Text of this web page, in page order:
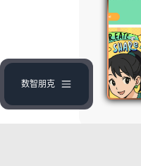
数智朋克